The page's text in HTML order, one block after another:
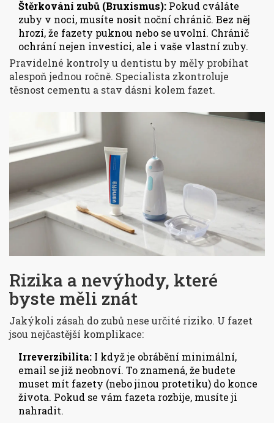
Štěrkování zubů (Bruxismus): Pokud cváláte
zuby v noci, musíte nosit noční chránič. Bez něj
hrozí, že fazety puknou nebo se uvolní. Chránič
ochrání nejen investici, ale i vaše vlastní zuby.
Pravidelné kontroly u dentistu by měly probíhat
alespoň jednou ročně. Specialista zkontroluje
těsnost cementu a stav dásni kolem fazet.
Rizika a nevýhody, které
byste měli znát
Jakýkoli zásah do zubů nese určité riziko. U fazet
jsou nejčastější komplikace:
Irreverzibilita: I když je obrábění minimální,
email se již neobnoví. To znamená, že budete
muset mít fazety (nebo jinou protetiku) do konce
života. Pokud se vám fazeta rozbije, musíte ji
nahradit.